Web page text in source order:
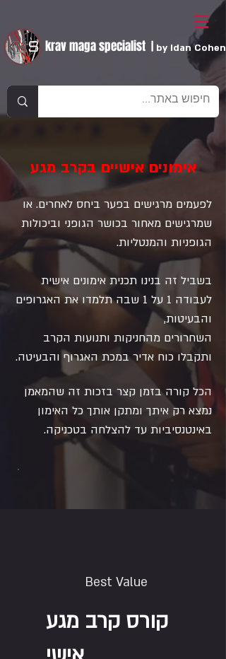
krav maga specialist by Idan Cohen
אימונים אישיים בקרב מגע
לפעמים מרגישים בפער ביחס לאחרים. או
שמרגישים מאחור בכושר הגופני וביכולות
הגופניות והמנטליות.
בשביל זה בנינו תכנית אימונים אישית
לעבודה 1 על 1 שבה תלמדו את האגרופים
והבעיטות,
השחרורים מהחניקות ותנועות הקרב
ותקבלו כוח אדיר במכת האגרוף והבעיטה.
הכל קורה בזמן קצר בזכות זה שהמאמן
נמצא רק איתך ומתקן אותך כל האימון
באינטנסיביות עד להצלחה בטכניקה.
Best Value
קורס קרב מגע